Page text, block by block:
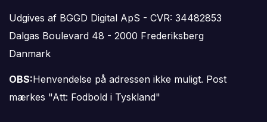
Udgives af BGGD Digital ApS - CVR: 34482853
Dalgas Boulevard 48 - 2000 Frederiksberg
Danmark
OBS:Henvendelse på adressen ikke muligt. Post
mærkes "Att: Fodbold i Tyskland"